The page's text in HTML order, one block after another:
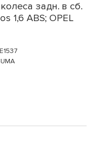
задн. в сб.
1,6 ABS; OPEL